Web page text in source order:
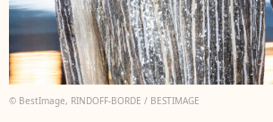
© BestImage, RINDOFF-BORDE / BESTIMAGE